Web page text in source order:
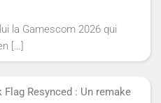
la Gamescom 2026 qui
[…]
Flag Resynced : Un remake